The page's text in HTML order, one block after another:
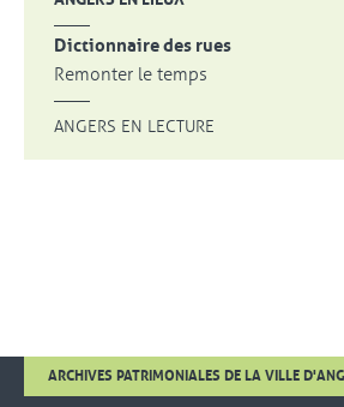
Dictionnaire des rues
Remonter le temps
ANGERS EN LECTURE
ARCHIVES PATRIMONIALES DE LA VILLE